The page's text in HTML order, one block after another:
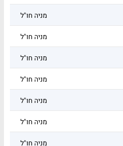
מניה חו"ל
מניה חו"ל
מניה חו"ל
מניה חו"ל
מניה חו"ל
מניה חו"ל
מניה חו"ל